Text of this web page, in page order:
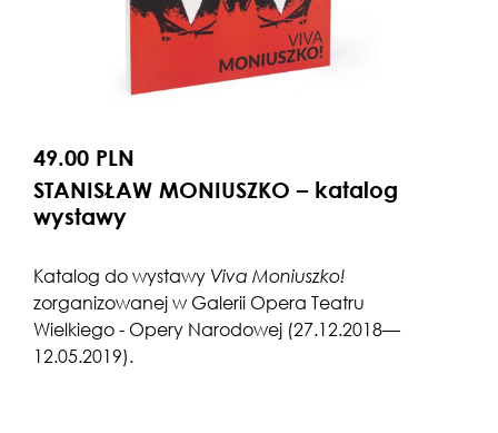
49.00 PLN
STANISŁAW MONIUSZKO – katalog
wystawy
Katalog do wystawy Viva Moniuszko!
zorganizowanej w Galerii Opera Teatru
Wielkiego - Opery Narodowej (27.12.2018—
12.05.2019).